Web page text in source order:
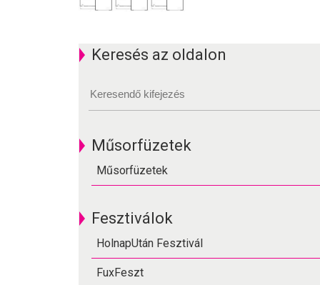
Keresés az oldalon
Műsorfüzetek
Műsorfüzetek
Fesztiválok
HolnapUtán Fesztivál
FuxFeszt